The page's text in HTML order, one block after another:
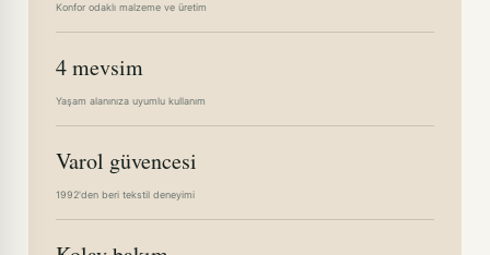
Konfor odaklı malzeme ve üretim
4 mevsim
Yaşam alanınıza uyumlu kullanım
Varol güvencesi
1992'den beri tekstil deneyimi